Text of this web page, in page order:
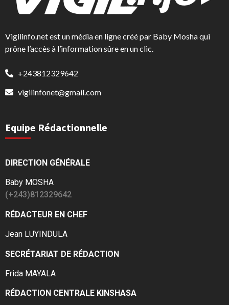
Vigilinfo.net est un média en ligne créé par Baby Mosha qui
prône l’accès à l’information sûre en un clic.
+243812329642
vigilinfonet@gmail.com
Equipe Rédactionnelle
DIRECTION GÉNÉRALE
Baby MOSHA
(+243)812329642
RÉDACTEUR EN CHEF
Jean LUYINDULA
SECRÉTARIAT DE RÉDACTION
Frida MAYALA
RÉDACTION CENTRALE KINSHASA